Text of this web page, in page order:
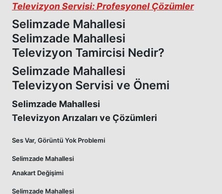
Televizyon Servisi: Profesyonel Çözümler
Selimzade Mahallesi
Selimzade Mahallesi
Televizyon Tamircisi Nedir?
Selimzade Mahallesi
Televizyon Servisi ve Önemi
Selimzade Mahallesi
Televizyon Arızaları ve Çözümleri
Ses Var, Görüntü Yok Problemi
Selimzade Mahallesi
Anakart Değişimi
Selimzade Mahallesi